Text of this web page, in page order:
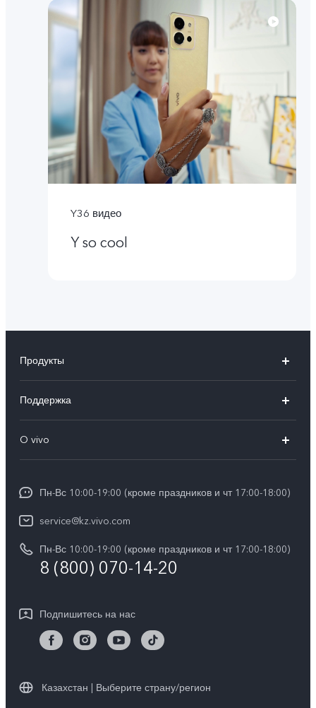
Y36 видео
Y so cool
Продукты
V40
V30 5G
Y36
TWS 3e
Поддержка
Сервисные центры
Funtouch OS
IMEI аутентификация
Обновление системы
Запрос хода ремонта
O vivo
Пресс-центр
Карьера в vivo
Юридическая информация
Центр конфиденциальности vivo
Стабильность
Пн-Вс 10:00-19:00 (кроме праздников и чт 17:00-18:00)
service@kz.vivo.com
Пн-Вс 10:00-19:00 (кроме праздников и чт 17:00-18:00)
8 (800) 070-14-20
Подпишитесь на нас
Казахстан | Выберите страну/регион